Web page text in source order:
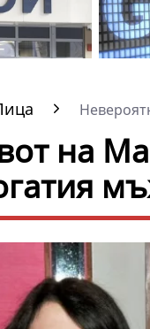
на